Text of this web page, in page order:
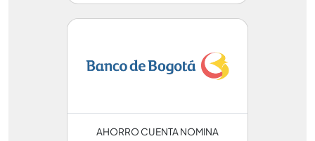
AHORRO CUENTA NOMINA